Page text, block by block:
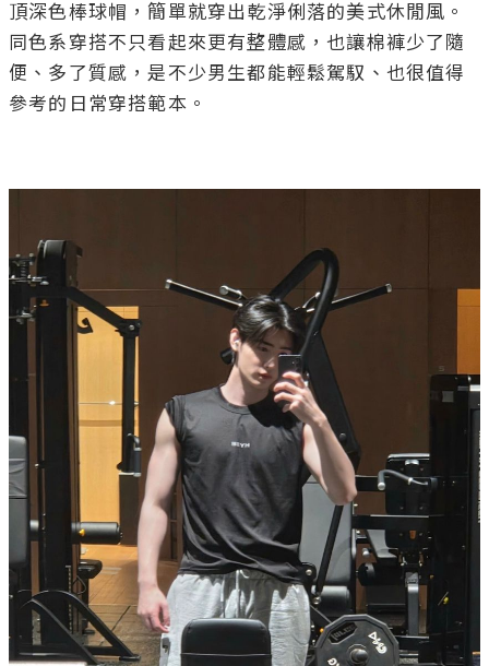
頂深色棒球帽，簡單就穿出乾淨俐落的美式休閒風。
同色系穿搭不只看起來更有整體感，也讓棉褲少了隨
便、多了質感，是不少男生都能輕鬆駕馭、也很值得
參考的日常穿搭範本。